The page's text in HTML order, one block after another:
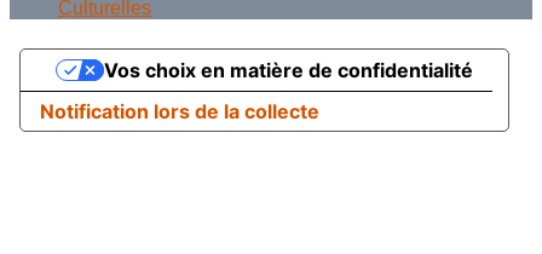
Culturelles
Notification lors de la collecte
Vos choix en matière de confidentialité